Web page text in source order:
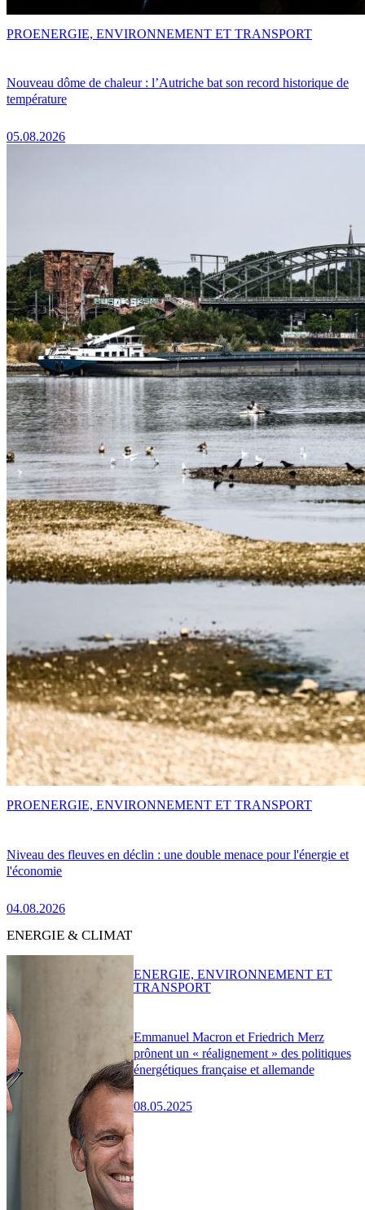
Nouveau dôme de chaleur : l’Autriche bat son record historique de
température
05.08.2026
PROENERGIE, ENVIRONNEMENT ET TRANSPORT
Niveau des fleuves en déclin : une double menace pour l'énergie et
l'économie
04.08.2026
PROENERGIE, ENVIRONNEMENT ET TRANSPORT
ENERGIE & CLIMAT
Emmanuel Macron et Friedrich Merz
prônent un « réalignement » des politiques
énergétiques française et allemande
08.05.2025
ENERGIE, ENVIRONNEMENT ET
TRANSPORT